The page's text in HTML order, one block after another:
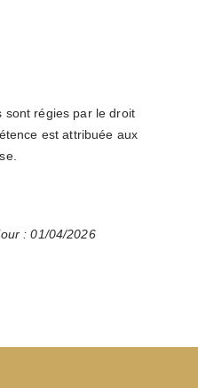
sont régies par le droit
est attribuée aux
: 01/04/2026